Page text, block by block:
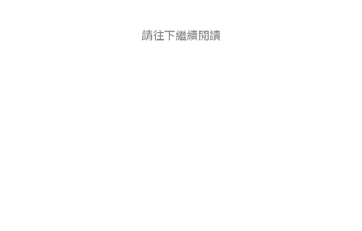
請往下繼續閱讀